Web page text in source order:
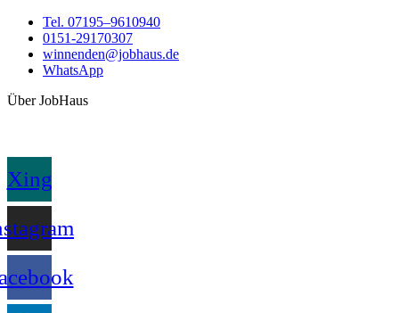
Tel. 07195–9610940
0151-29170307
winnenden@jobhaus.de
WhatsApp
Über JobHaus
Xing